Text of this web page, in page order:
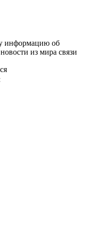
информацию об
из мира связи